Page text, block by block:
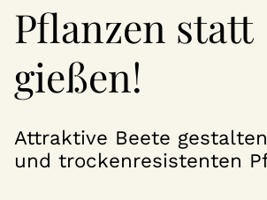
Pflanzen statt
gießen!
Attraktive Beete
und trockenresistenten